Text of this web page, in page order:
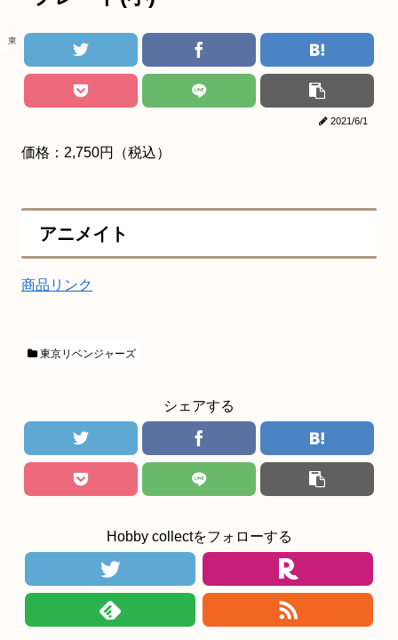
東京リベンジャーズ
2021/6/1
価格：2,750円（税込）
アニメイト
商品リンク
東京リベンジャーズ
シェアする
Hobby collectをフォローする